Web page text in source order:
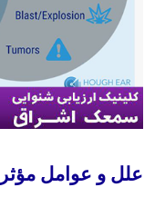
علل و عوامل